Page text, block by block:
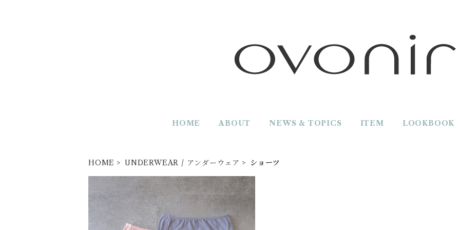
HOME ABOUT NEWS & TOPICS ITEM LOOKBOOK
HOME UNDERWEAR / アンダーウェア ショーツ